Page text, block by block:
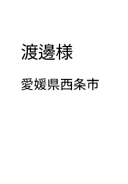
渡邊様
愛媛県西条市